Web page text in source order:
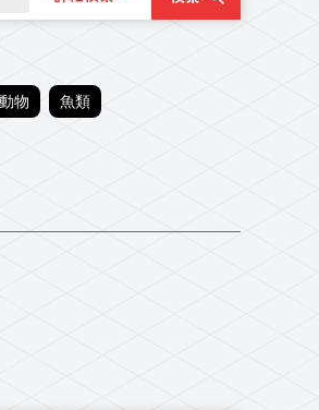
物 魚類